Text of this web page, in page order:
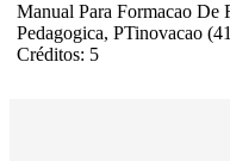
Manual Para Formacao De
Pedagogica, PTinovacao
Créditos: 5